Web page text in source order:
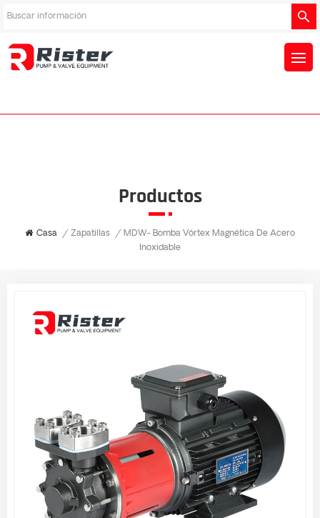
Productos
Casa / Zapatillas / MDW- Bomba Vórtex Magnética De Acero
Inoxidable